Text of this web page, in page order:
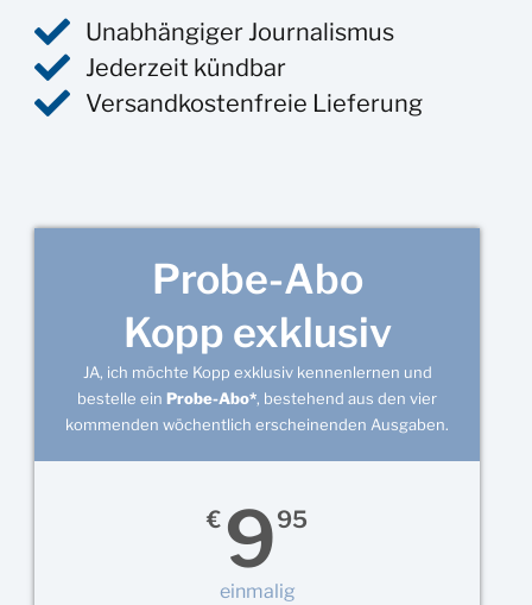
Unabhängiger Journalismus
Jederzeit kündbar
Versandkostenfreie Lieferung
Probe-Abo
Kopp exklusiv
JA, ich möchte Kopp exklusiv kennenlernen und
bestelle einProbe-Abo*, bestehend aus den vier
kommenden wöchentlich erscheinenden Ausgaben.
€ 995
einmalig